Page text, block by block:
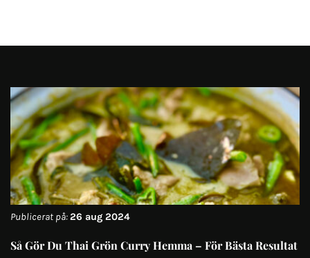
Publicerat på:26 aug 2024
Så Gör Du Thai Grön Curry Hemma – För Bästa Resultat